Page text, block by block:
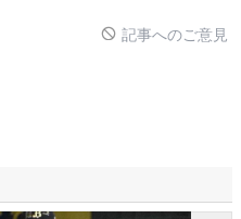
記事へのご意見